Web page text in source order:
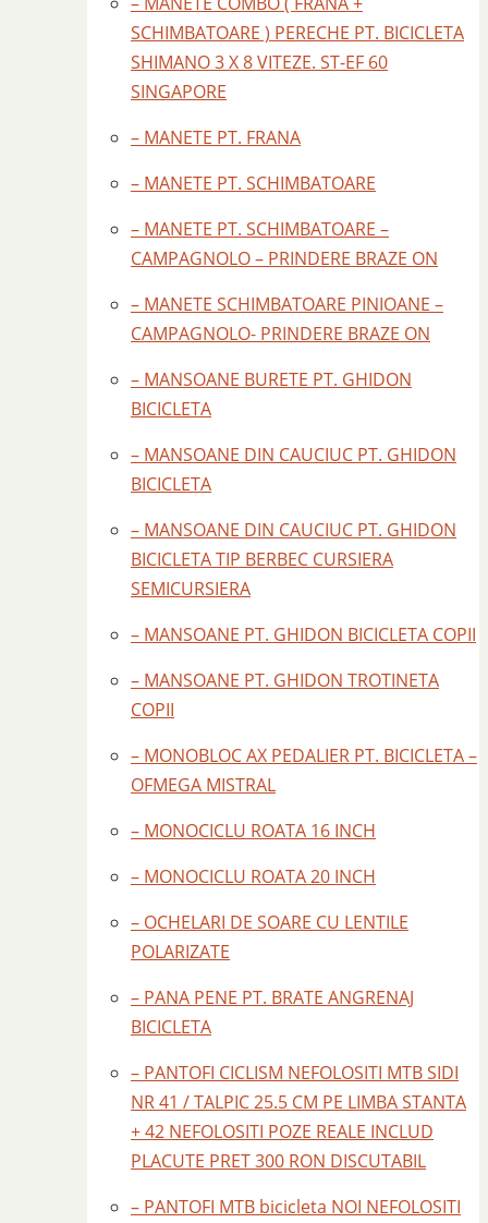
SCHIMBATOARE ) PERECHE PT. BICICLETA
SHIMANO 3 X 8 VITEZE. ST-EF 60
SINGAPORE
– MANETE PT. FRANA
– MANETE PT. SCHIMBATOARE
– MANETE PT. SCHIMBATOARE –
CAMPAGNOLO – PRINDERE BRAZE ON
– MANETE SCHIMBATOARE PINIOANE –
CAMPAGNOLO- PRINDERE BRAZE ON
– MANSOANE BURETE PT. GHIDON
BICICLETA
– MANSOANE DIN CAUCIUC PT. GHIDON
BICICLETA
– MANSOANE DIN CAUCIUC PT. GHIDON
BICICLETA TIP BERBEC CURSIERA
SEMICURSIERA
– MANSOANE PT. GHIDON BICICLETA COPII
– MANSOANE PT. GHIDON TROTINETA
COPII
– MONOBLOC AX PEDALIER PT. BICICLETA –
OFMEGA MISTRAL
– MONOCICLU ROATA 16 INCH
– MONOCICLU ROATA 20 INCH
– OCHELARI DE SOARE CU LENTILE
POLARIZATE
– PANA PENE PT. BRATE ANGRENAJ
BICICLETA
– PANTOFI CICLISM NEFOLOSITI MTB SIDI
NR 41 / TALPIC 25.5 CM PE LIMBA STANTA
+ 42 NEFOLOSITI POZE REALE INCLUD
PLACUTE PRET 300 RON DISCUTABIL
– PANTOFI MTB bicicleta NOI NEFOLOSITI